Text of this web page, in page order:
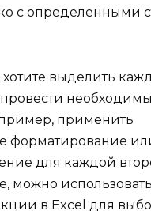
с определенными
выделить
провести
применить
форматирование
для каждой
можно
в Excel для